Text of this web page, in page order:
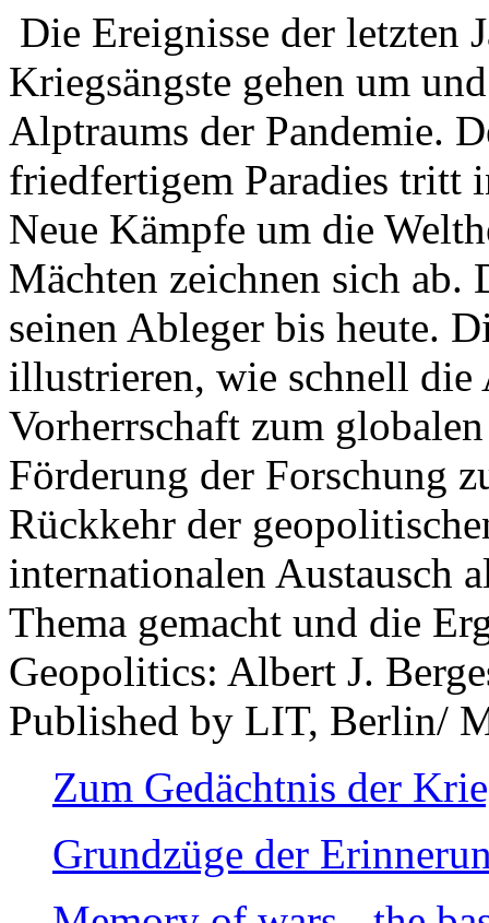
Die Ereignisse der letzten
Kriegsängste gehen um
Alptraums der Pandemie.
friedfertigem Paradies tritt
Neue Kämpfe um die
Mächten zeichnen sich
seinen Ableger bis heute.
illustrieren, wie schnell die
Vorherrschaft zum
Förderung der Forschung
Rückkehr der
internationalen Austausch
Thema gemacht und die
Geopolitics: Albert J.
Published by LIT, Berlin/
Zum Gedächtnis der
Grundzüge der